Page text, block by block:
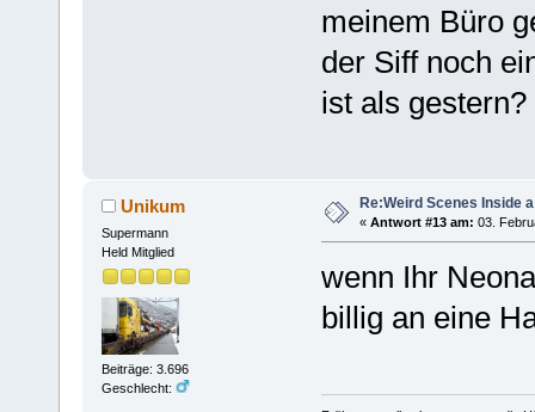
meinem Büro
der Siff noch
ist als gestern?
Unikum
Supermann
Held Mitglied
Beiträge: 3.696
Geschlecht:
Re:Weird Scenes Inside
« Antwort #13 am: 03.
wenn Ihr
billig an eine